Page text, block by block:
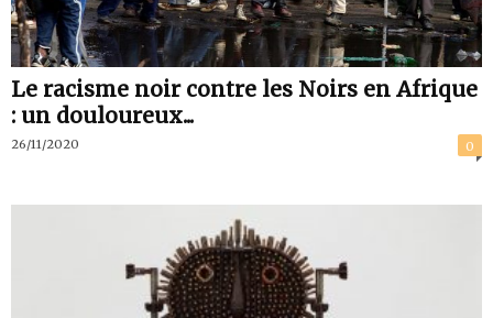
Le racisme noir contre les Noirs en Afrique
: un douloureux...
26/11/2020 0